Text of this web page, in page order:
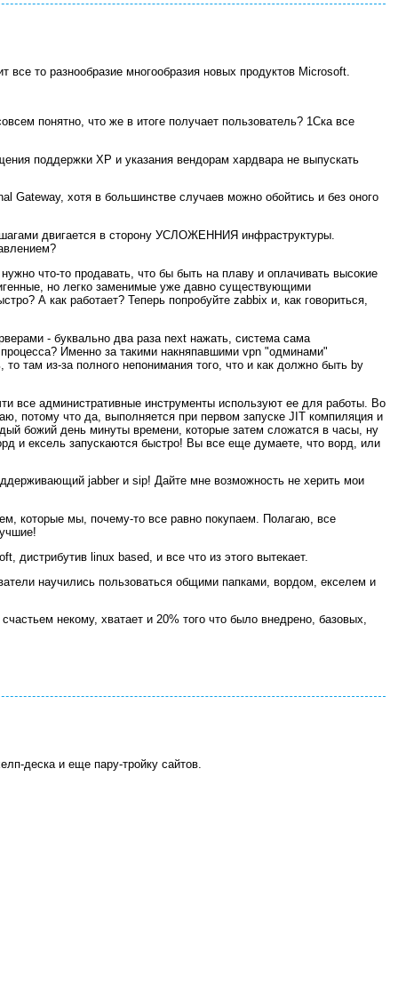
то разнообразие многообразия новых продуктов Microsoft.
понятно, что же в итоге получает пользователь? 1Ска все
поддержки XP и указания вендорам хардвара не выпускать
Gateway, хотя в большинстве случаев можно обойтись и без оного
двигается в сторону УСЛОЖЕННИЯ инфраструктуры.
что-то продавать, что бы быть на плаву и оплачивать высокие
но легко заменимые уже давно существующими
А как работает? Теперь попробуйте zabbix и, как говориться,
- буквально два раза next нажать, система сама
Именно за такими накняпавшими vpn "одминами"
там из-за полного непонимания того, что и как должно быть by
все административные инструменты используют ее для работы. Во
потому что да, выполняется при первом запуске JIT компиляция и
божий день минуты времени, которые затем сложатся в часы, ну
и ексель запускаются быстро! Вы все еще думаете, что ворд, или
jabber и sip! Дайте мне возможность не херить мои
которые мы, почему-то все равно покупаем. Полагаю, все
linux based, и все что из этого вытекает.
научились пользоваться общими папками, вордом, екселем и
некому, хватает и 20% того что было внедрено, базовых,
деска и еще пару-тройку сайтов.